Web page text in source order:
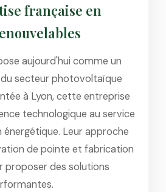
française en
aujourd'hui comme un
secteur photovoltaïque
à Lyon, cette entreprise
technologique au service
énergétique. Leur approche
de pointe et fabrication
proposer des solutions